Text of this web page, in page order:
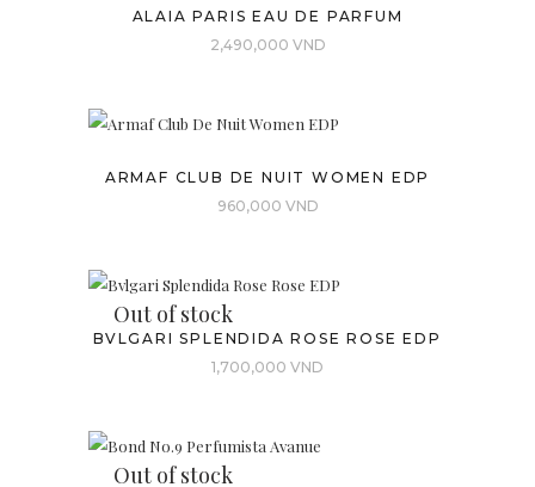
ALAIA PARIS EAU DE PARFUM
2,490,000 VND
ARMAF CLUB DE NUIT WOMEN EDP
960,000 VND
Out of stock
BVLGARI SPLENDIDA ROSE ROSE EDP
1,700,000 VND
Out of stock